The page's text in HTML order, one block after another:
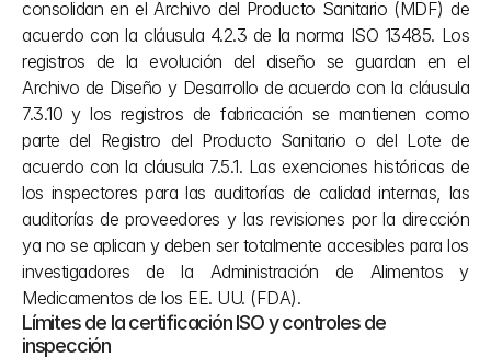
consolidan en el Archivo del Producto Sanitario (MDF) de
acuerdo con la cláusula 4.2.3 de la norma ISO 13485. Los
registros de la evolución del diseño se guardan en el
Archivo de Diseño y Desarrollo de acuerdo con la cláusula
7.3.10 y los registros de fabricación se mantienen como
parte del Registro del Producto Sanitario o del Lote de
acuerdo con la cláusula 7.5.1. Las exenciones históricas de
los inspectores para las auditorías de calidad internas, las
auditorías de proveedores y las revisiones por la dirección
ya no se aplican y deben ser totalmente accesibles para los
investigadores de la Administración de Alimentos y
Medicamentos de los EE. UU. (FDA).
Límites de la certificación ISO y controles de
inspección